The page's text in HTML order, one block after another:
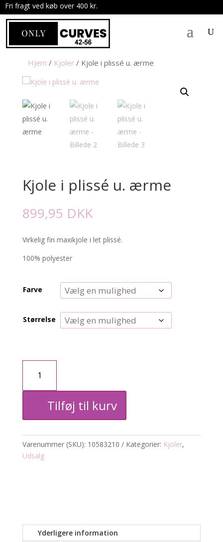
Fri fragt ved køb over 400 kr.
Hjem / Kjoler / Kjole i plissé u. ærme
Kjole i plissé u. ærme
899,95 DKK
Virkelig fin maxikjole i let plissé.
100% polyester
Farve
Størrelse
i
u.
ærme
Tilføj til kurv
Varenummer (SKU): 10583210 Kategorier: Kjoler,
Udsalg
Yderligere information